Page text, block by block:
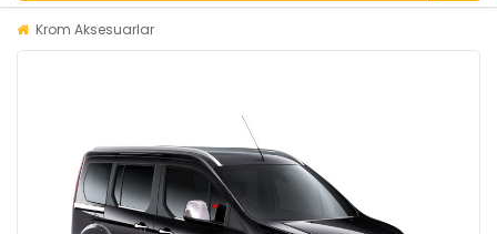
Krom Aksesuarlar